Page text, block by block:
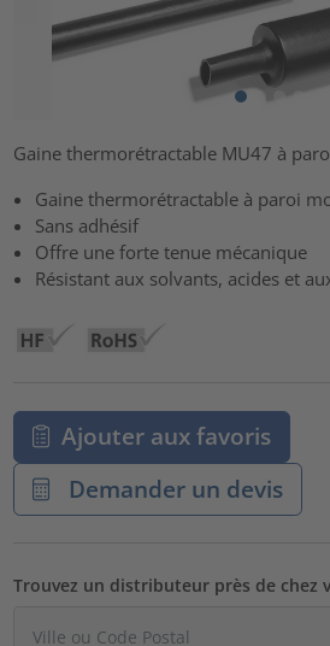
Gaine thermorétractable MU47 à
Gaine thermorétractable à paroi
Sans adhésif
Offre une forte tenue mécanique
Résistant aux solvants, acides et
Ajouter aux favoris
Demander un devis
Trouvez un distributeur près de chez